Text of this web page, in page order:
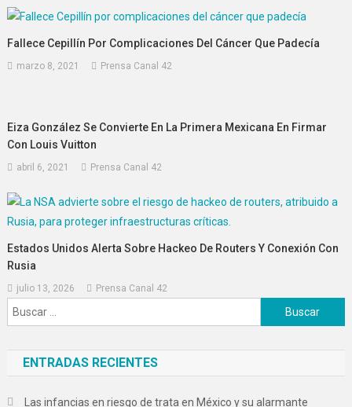
Fallece Cepillín Por Complicaciones Del Cáncer Que Padecía
marzo 8, 2021 Prensa Canal 42
Eiza González Se Convierte En La Primera Mexicana En Firmar
Con Louis Vuitton
abril 6, 2021 Prensa Canal 42
Estados Unidos Alerta Sobre Hackeo De Routers Y Conexión Con
Rusia
julio 13, 2026 Prensa Canal 42
Buscar:
ENTRADAS RECIENTES
Las infancias en riesgo de trata en México y su alarmante